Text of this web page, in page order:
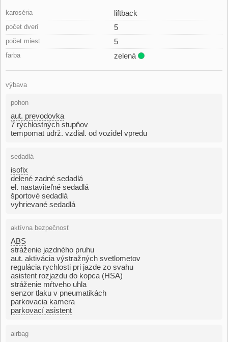
karoséria liftback
počet dverí 5
počet miest 5
farba zelená
výbava
pohon
aut. prevodovka
7 rýchlostných stupňov
tempomat udrž. vzdial. od vozidel vpredu
sedadlá
isofix
delené zadné sedadlá
el. nastaviteľné sedadlá
športové sedadlá
vyhrievané sedadlá
aktívna bezpečnosť
ABS
stráženie jazdného pruhu
aut. aktivácia výstražných svetlometov
regulácia rychlosti pri jazde zo svahu
asistent rozjazdu do kopca (HSA)
stráženie mŕtveho uhla
senzor tlaku v pneumatikách
parkovacia kamera
parkovací asistent
airbag